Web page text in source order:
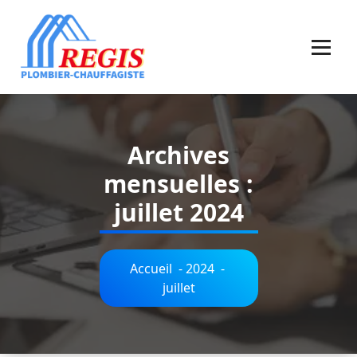
contenu
Archives
mensuelles :
juillet 2024
Accueil -2024-
juillet